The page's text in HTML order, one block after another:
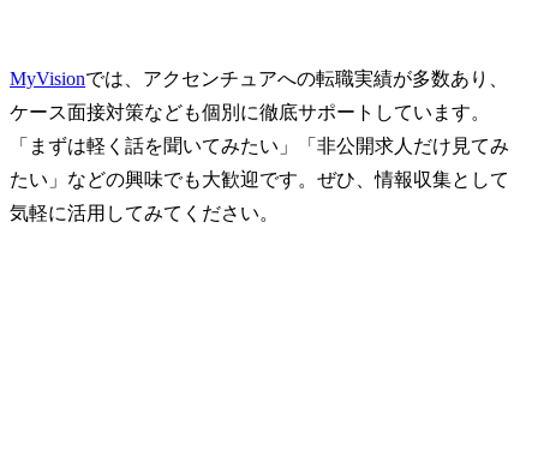
MyVisionでは、アクセンチュアへの転職実績が多数あり、
ケース面接対策なども個別に徹底サポートしています。
「まずは軽く話を聞いてみたい」「非公開求人だけ見てみ
たい」などの興味でも大歓迎です。ぜひ、情報収集として
気軽に活用してみてください。